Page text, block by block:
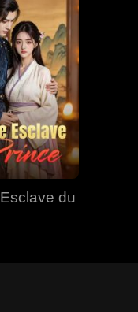
du